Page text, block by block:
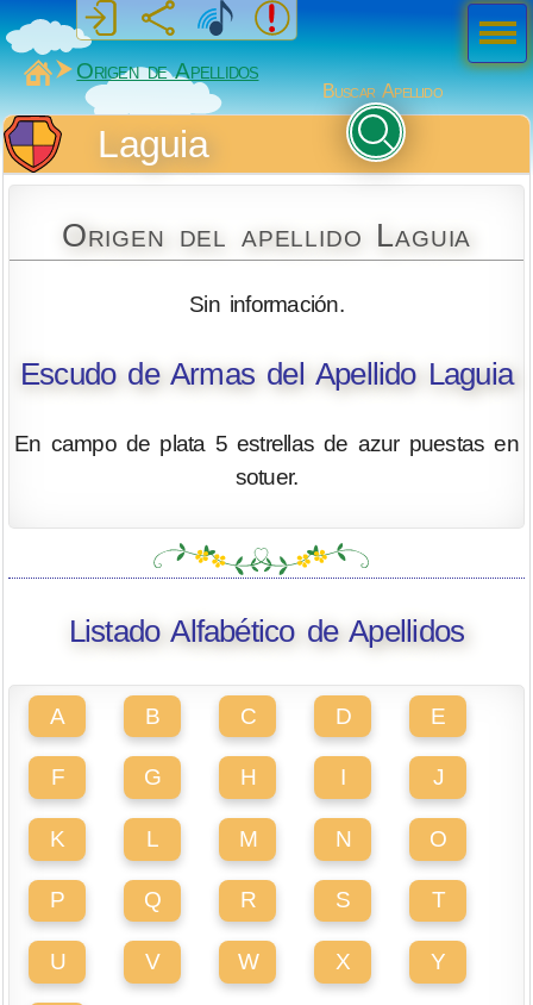
MiSabueso
Origen de Apellidos
Buscar Apellido
Laguia
Origen del apellido Laguia
Sin información.
Escudo de Armas del Apellido Laguia
En campo de plata 5 estrellas de azur puestas en
sotuer.
Listado Alfabético de Apellidos
A B C D E
F G H I J
K L M N O
P Q R S T
U V W X Y
Men
ú